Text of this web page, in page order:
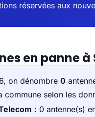
réservées aux
en panne
on dénombre 0
commune selon les
: 0 antenne(s)